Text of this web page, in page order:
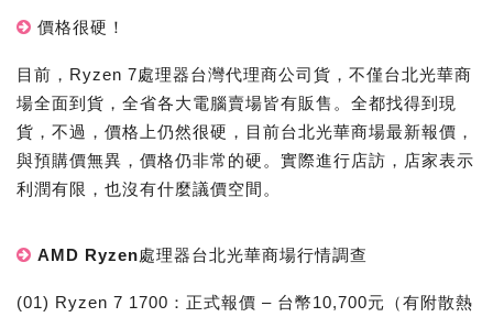
價格很硬！
目前，Ryzen 7處理器台灣代理商公司貨，不僅台北光華商
場全面到貨，全省各大電腦賣場皆有販售。全都找得到現
貨，不過，價格上仍然很硬，目前台北光華商場最新報價，
與預購價無異，價格仍非常的硬。實際進行店訪，店家表示
利潤有限，也沒有什麼議價空間。
AMD Ryzen處理器台北光華商場行情調查
(01) Ryzen 7 1700：正式報價 – 台幣10,700元（有附散熱